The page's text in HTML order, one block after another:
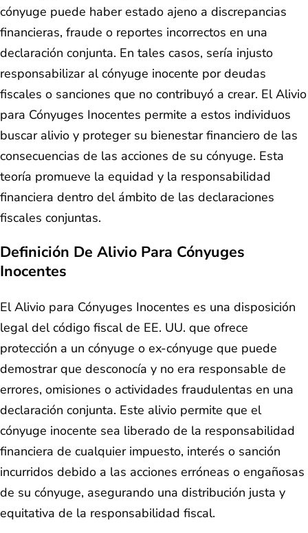
cónyuge puede haber estado ajeno a discrepancias
financieras, fraude o reportes incorrectos en una
declaración conjunta. En tales casos, sería injusto
responsabilizar al cónyuge inocente por deudas
fiscales o sanciones que no contribuyó a crear. El Alivio
para Cónyuges Inocentes permite a estos individuos
buscar alivio y proteger su bienestar financiero de las
consecuencias de las acciones de su cónyuge. Esta
teoría promueve la equidad y la responsabilidad
financiera dentro del ámbito de las declaraciones
fiscales conjuntas.
Definición De Alivio Para Cónyuges
Inocentes
El Alivio para Cónyuges Inocentes es una disposición
legal del código fiscal de EE. UU. que ofrece
protección a un cónyuge o ex-cónyuge que puede
demostrar que desconocía y no era responsable de
errores, omisiones o actividades fraudulentas en una
declaración conjunta. Este alivio permite que el
cónyuge inocente sea liberado de la responsabilidad
financiera de cualquier impuesto, interés o sanción
incurridos debido a las acciones erróneas o engañosas
de su cónyuge, asegurando una distribución justa y
equitativa de la responsabilidad fiscal.